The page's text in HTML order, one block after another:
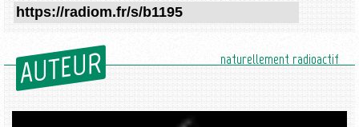
AUTEUR naturellement radioactif